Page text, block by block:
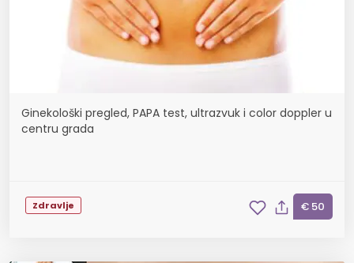
Ginekološki pregled, PAPA test, ultrazvuk i color doppler u
centru grada
Zdravlje € 50